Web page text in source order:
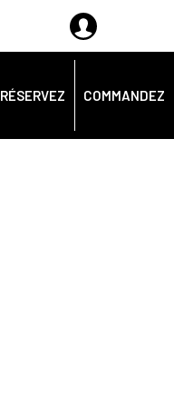
RÉSERVEZ COMMANDEZ